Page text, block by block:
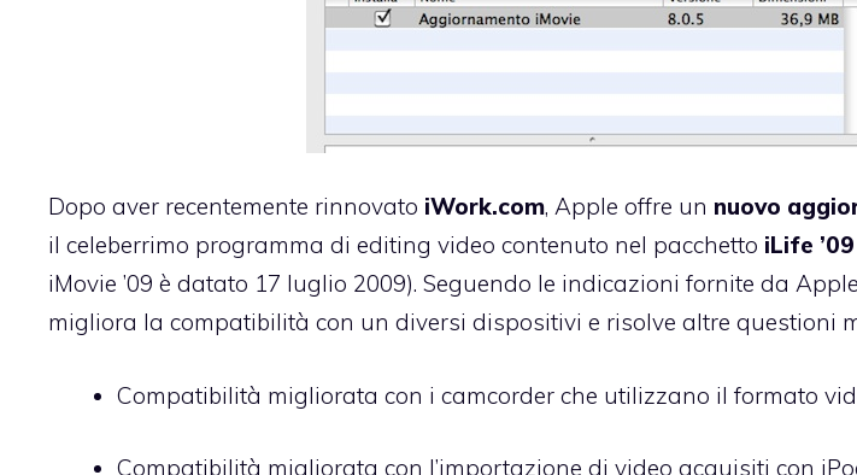
Dopo aver recentemente rinnovato iWork.com, Apple offre un nuovo
il celeberrimo programma di editing video contenuto nel pacchetto iLife ’09
iMovie ’09 è datato 17 luglio 2009). Seguendo le indicazioni fornite da
migliora la compatibilità con un diversi dispositivi e risolve altre questioni
Compatibilità migliorata con i camcorder che utilizzano il formato
Compatibilità migliorata con l’importazione di video acquisiti con